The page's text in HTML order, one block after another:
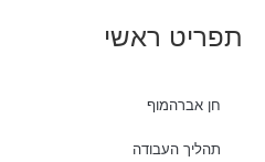
תפריט ראשי
חן אברהמוף
תהליך העבודה